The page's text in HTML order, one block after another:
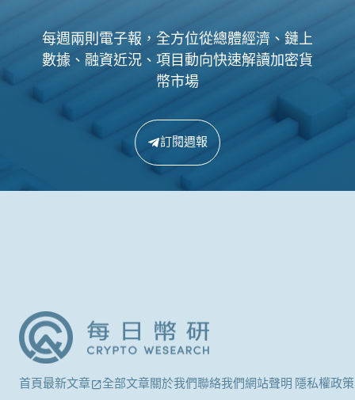
每週兩則電子報，全方位從總體經濟、鏈上
數據、融資近況、項目動向快速解讀加密貨
幣市場
訂閱週報
首頁最新文章 全部文章關於我們聯絡我們網站聲明 隱私權政策